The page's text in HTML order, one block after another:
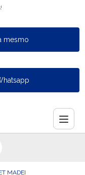
mesmo
MADEIRA PEQUENO